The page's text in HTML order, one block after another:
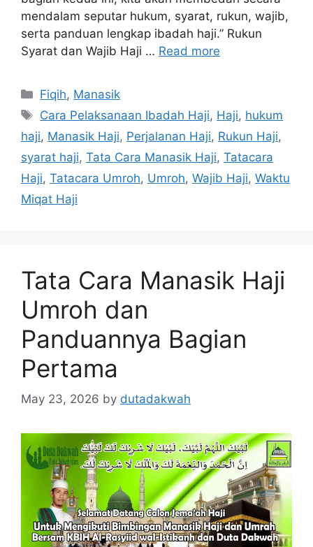
mendalam seputar hukum, syarat, rukun, wajib,
serta panduan lengkap ibadah haji.” Rukun
Syarat dan Wajib Haji … Read more
Categories
Fiqih, Manasik
Tags
Cara Pelaksanaan Ibadah Haji, Haji, hukum
haji, Manasik Haji, Perjalanan Haji, Rukun Haji,
syarat haji, Tata Cara Manasik Haji, Tatacara
Haji, Tatacara Umroh, Umroh, Wajib Haji, Waktu
Miqat Haji
Tata Cara Manasik Haji
Umroh dan
Panduannya Bagian
Pertama
May 23, 2026 by dutadakwah